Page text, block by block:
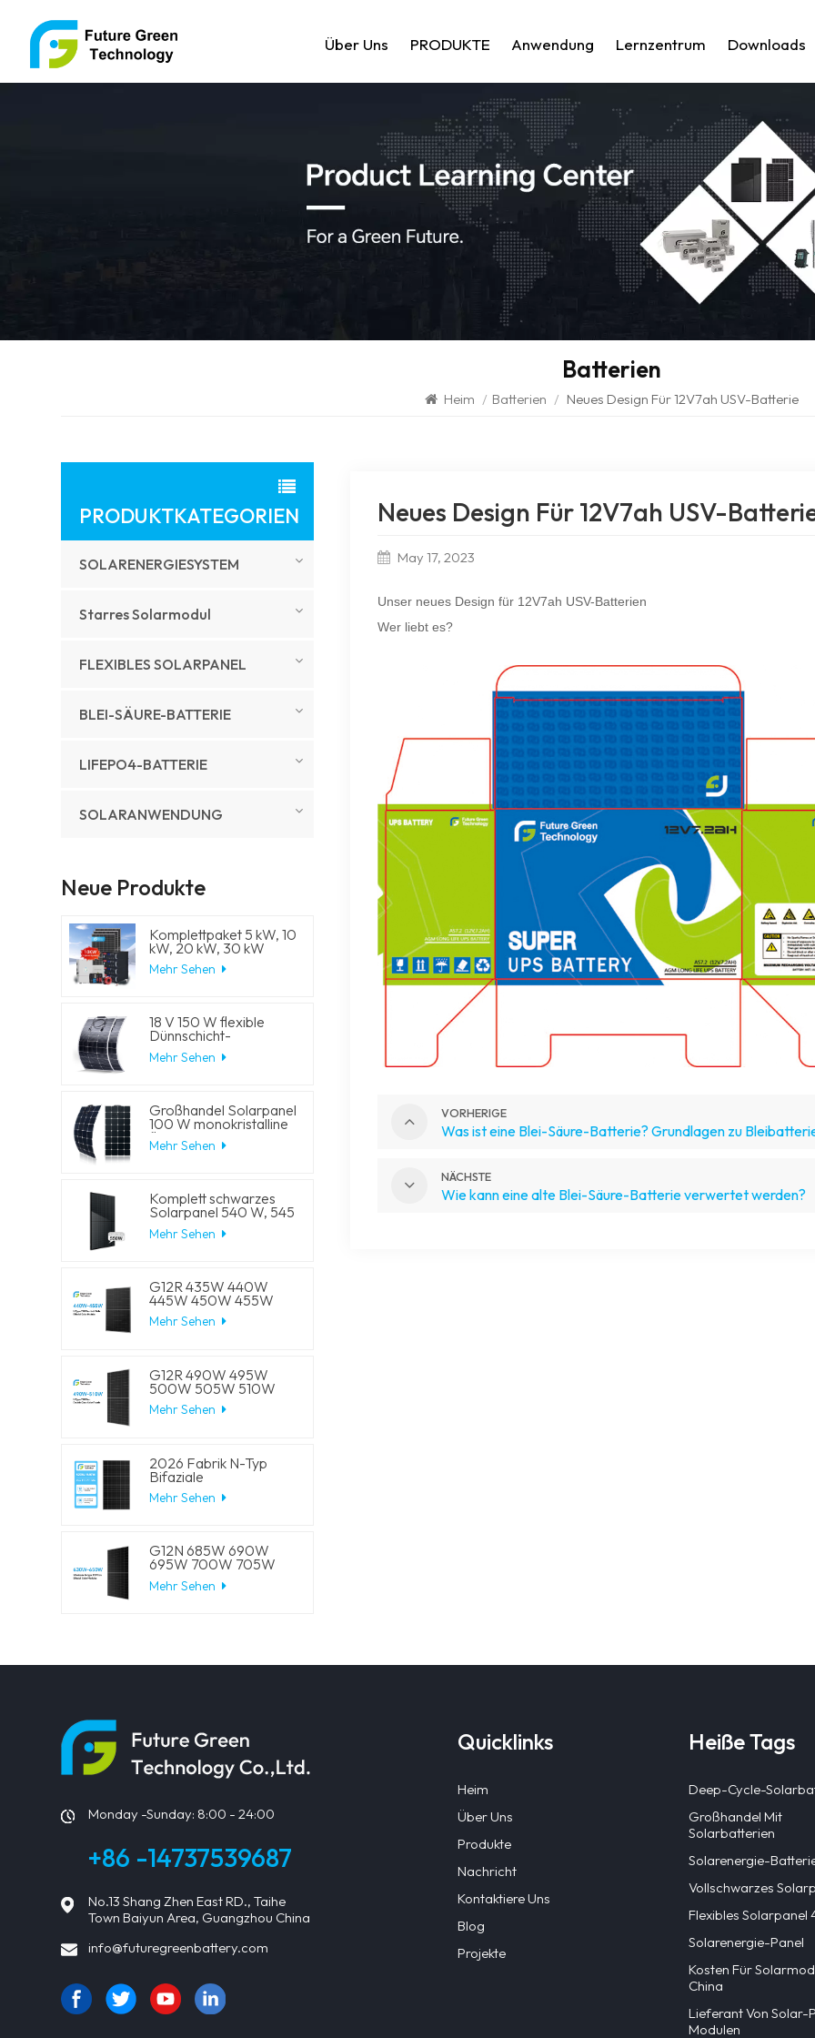
Über Uns PRODUKTE Anwendung Lernzentrum Downloads
Batterien
Heim / Batterien / Neues Design Für 12V7ah USV-Batterie
Neues Design Für 12V7ah USV-
May 17, 2023
Unser neues Design für 12V7ah USV-Batterien
Wer liebt es?
VORHERIGE
Was ist eine Blei-Säure-Batterie? Grundlagen zu
NÄCHSTE
Wie kann eine alte Blei-Säure-Batterie verwertet werden?
PRODUKTKATEGORIEN
SOLARENERGIESYSTEM
Starres Solarmodul
FLEXIBLES SOLARPANEL
BLEI-SÄURE-BATTERIE
LIFEPO4-BATTERIE
SOLARANWENDUNG
Neue Produkte
Komplettpaket 5 kW, 10
kW, 20 kW, 30 kW
Hybrid-
Solarenergiesystem mit
Generator für
Wohnhäuser
Mehr Sehen
18 V 150 W flexible
Dünnschicht-
Solarmodule
Mehr Sehen
Großhandel Solarpanel
100 W monokristalline
flexible PV-
Solarmodule
Mehr Sehen
Komplett schwarzes
Solarpanel 540 W, 545
W, 550 W, 555 W,
Halbzellen-Solar-
Mehr Sehen
G12R 435W 440W
445W 450W 455W
210-182mm Solarzelle
Mono LECO N-Typ
Mehr Sehen
G12R 490W 495W
500W 505W 510W
210-182mm Solarzelle
Mono LECO N-Typ
Mehr Sehen
2026 Fabrik N-Typ
Bifaziale
Halbschnittzellen 570W
575W 580W 585W
Mehr Sehen
G12N 685W 690W
695W 700W 705W
210mm Solarzellen
Mono LECO N-Typ
Mehr Sehen
Monday -Sunday: 8:00 - 24:00
+86 -14737539687
No.13 Shang Zhen East RD., Taihe
Town Baiyun Area, Guangzhou China
info@futuregreenbattery.com
Quicklinks
Heim
Über Uns
Produkte
Nachricht
Kontaktiere Uns
Blog
Projekte
Heiße Tags
Deep-Cycle-
Großhandel Mit
Solarbatterien
Solarenergie-
Vollschwarzes
Flexibles Solarpanel
Solarenergie-Panel
Kosten Für
China
Lieferant Von Solar-
Modulen